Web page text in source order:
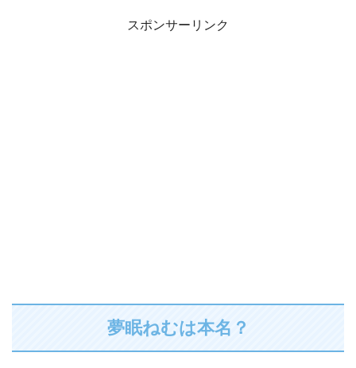
スポンサーリンク
夢眠ねむは本名？